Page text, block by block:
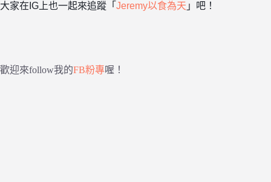
大家在IG上也一起來追蹤「 Jeremy以食為天 」吧！
歡迎來follow我的FB粉專喔！